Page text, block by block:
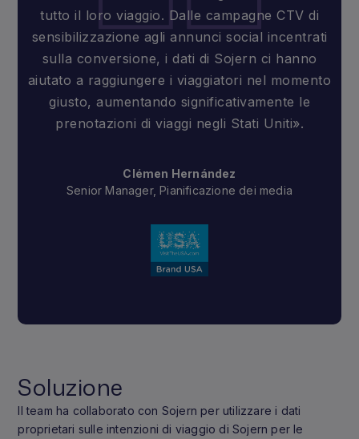
tutto il loro viaggio. Dalle campagne CTV di
sensibilizzazione agli annunci social incentrati
sulla conversione, i dati di Sojern ci hanno
aiutato a raggiungere i viaggiatori nel momento
giusto, aumentando significativamente le
prenotazioni di viaggi negli Stati Uniti».
Clémen Hernández
Senior Manager, Pianificazione dei media
Soluzione
Il team ha collaborato con Sojern per utilizzare i dati
proprietari sulle intenzioni di viaggio di Sojern per le